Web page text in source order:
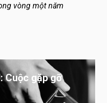
vòng một năm
Cuộc gặp gỡ